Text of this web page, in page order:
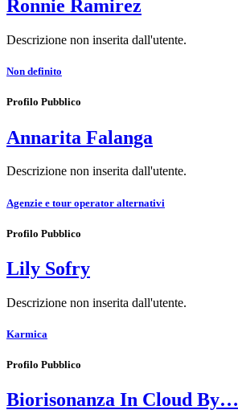
Ronnie Ramirez
Descrizione non inserita dall'utente.
Non definito
Profilo Pubblico
Annarita Falanga
Descrizione non inserita dall'utente.
Agenzie e tour operator alternativi
Profilo Pubblico
Lily Sofry
Descrizione non inserita dall'utente.
Karmica
Profilo Pubblico
Biorisonanza In Cloud By…